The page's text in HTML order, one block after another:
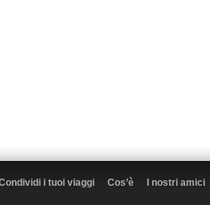
i tuoi viaggi Cos’è I nostri amici